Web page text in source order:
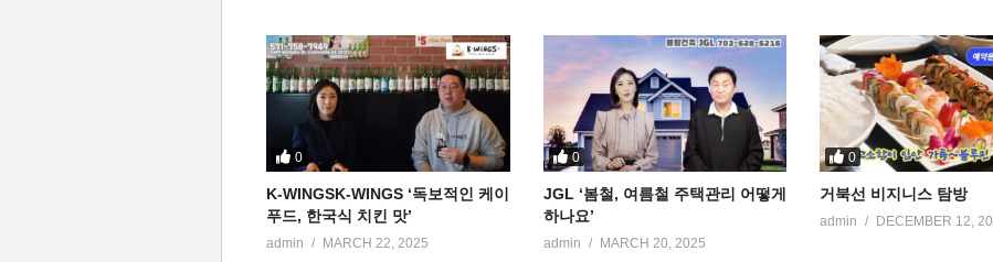
0
K-WINGSK-WINGS ‘독보적인 케이
푸드, 한국식 치킨 맛’
admin MARCH 22, 2025
0
JGL ‘봄철, 여름철 주택관리 어떻게
하나요’
admin MARCH 20, 2025
0
거북선 비지니스 탐방
admin DECEMBER 12,